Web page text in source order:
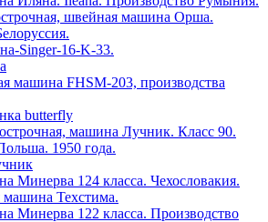
швейная машина Орша.
Singer-16-K-33.
машина FHSM-203, производства
butterfly
машина Лучник. Класс 90.
1950 года.
Минерва 124 класса. Чехословакия.
машина Техстима.
Минерва 122 класса. Производство